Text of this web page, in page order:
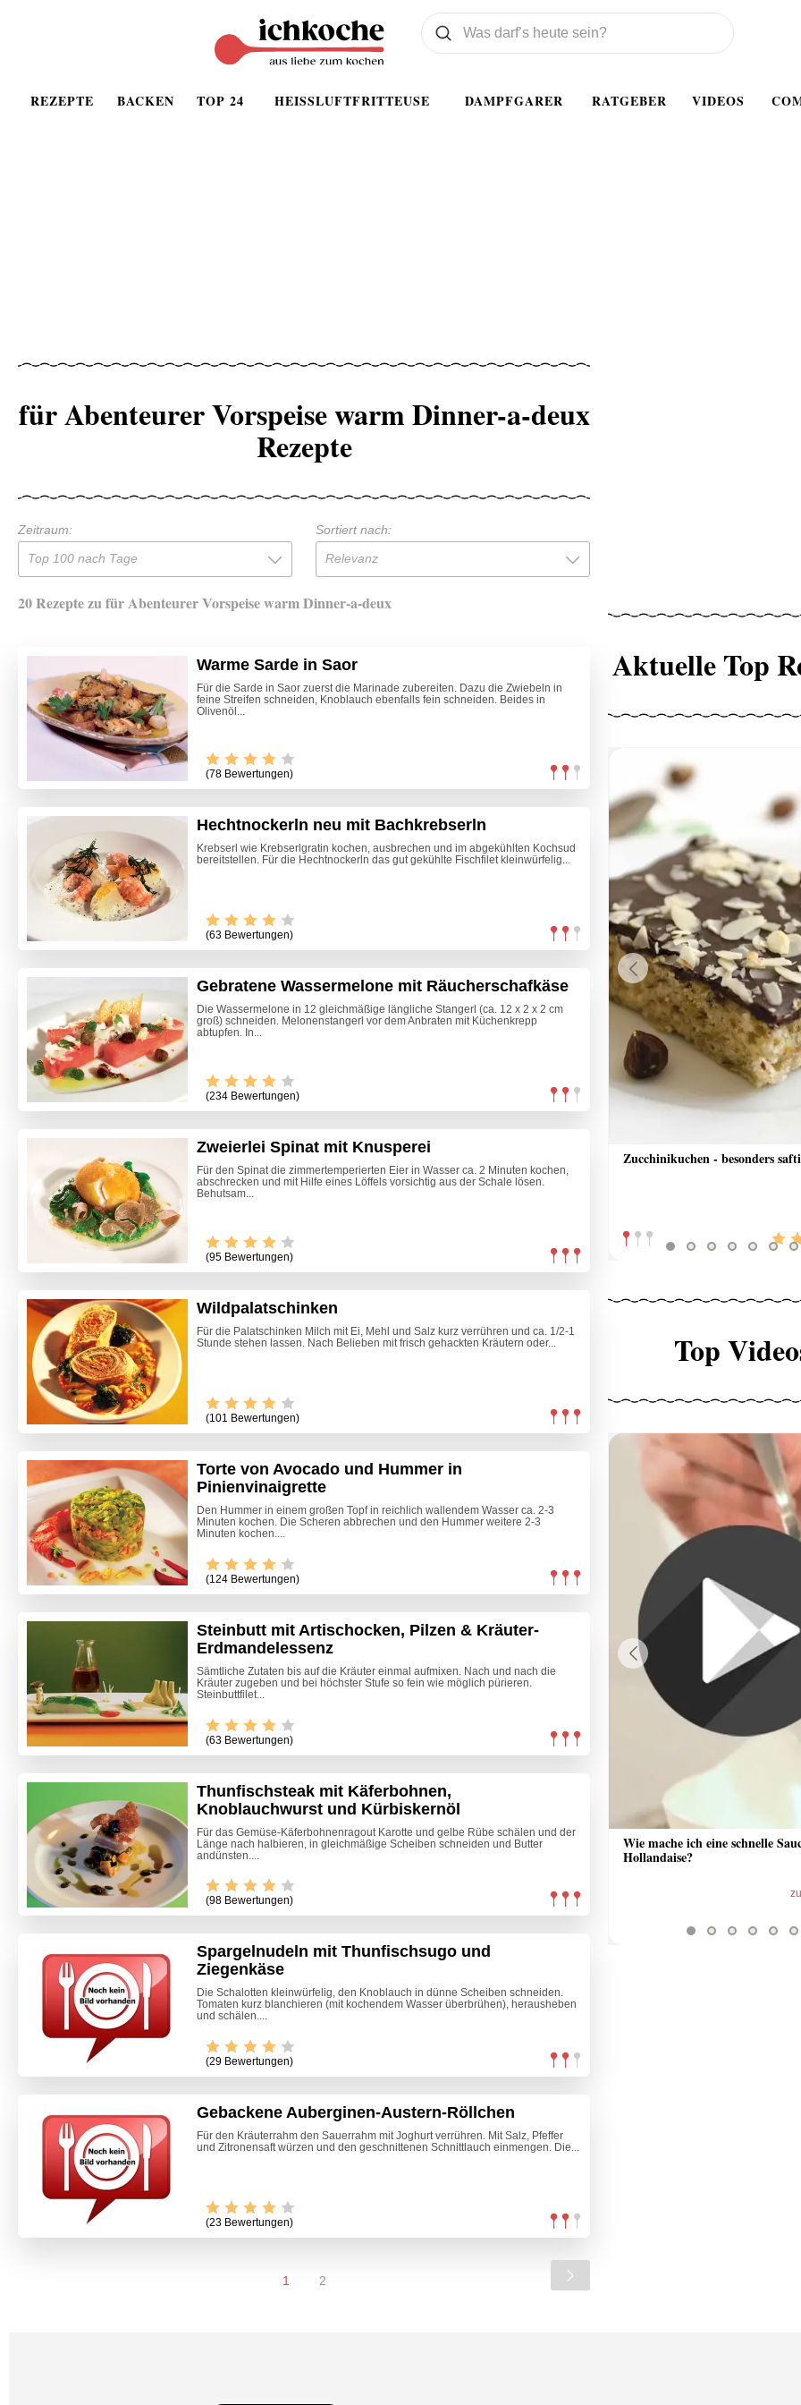
REZEPTE BACKEN TOP 24 HEISSLUFTFRITTEUSE DAMPFGARER RATGEBER VIDEOS
Was wollen Sie suchen
Suchen
für Abenteurer Vorspeise warm Dinner-a-deux
Rezepte
Zeitraum:
Top 100 nach Tage
Sortiert nach:
Relevanz
20 Rezepte zu für Abenteurer Vorspeise warm Dinner-a-deux
Warme Sarde in Saor
Für die Sarde in Saor zuerst die Marinade zubereiten. Dazu die Zwiebeln in
feine Streifen schneiden, Knoblauch ebenfalls fein schneiden. Beides in
Olivenöl...
(78 Bewertungen)
Hechtnockerln neu mit Bachkrebserln
Krebserl wie Krebserlgratin kochen, ausbrechen und im abgekühlten Kochsud
bereitstellen. Für die Hechtnockerln das gut gekühlte Fischfilet kleinwürfelig...
(63 Bewertungen)
Gebratene Wassermelone mit Räucherschafkäse
Die Wassermelone in 12 gleichmäßige längliche Stangerl (ca. 12 x 2 x 2 cm
groß) schneiden. Melonenstangerl vor dem Anbraten mit Küchenkrepp
abtupfen. In...
(234 Bewertungen)
Zweierlei Spinat mit Knusperei
Für den Spinat die zimmertemperierten Eier in Wasser ca. 2 Minuten kochen,
abschrecken und mit Hilfe eines Löffels vorsichtig aus der Schale lösen.
Behutsam...
(95 Bewertungen)
Wildpalatschinken
Für die Palatschinken Milch mit Ei, Mehl und Salz kurz verrühren und ca. 1/2-1
Stunde stehen lassen. Nach Belieben mit frisch gehackten Kräutern oder...
(101 Bewertungen)
Torte von Avocado und Hummer in
Pinienvinaigrette
Den Hummer in einem großen Topf in reichlich wallendem Wasser ca. 2-3
Minuten kochen. Die Scheren abbrechen und den Hummer weitere 2-3
Minuten kochen....
(124 Bewertungen)
Steinbutt mit Artischocken, Pilzen & Kräuter-
Erdmandelessenz
Sämtliche Zutaten bis auf die Kräuter einmal aufmixen. Nach und nach die
Kräuter zugeben und bei höchster Stufe so fein wie möglich pürieren.
Steinbuttfilet...
(63 Bewertungen)
Thunfischsteak mit Käferbohnen,
Knoblauchwurst und Kürbiskernöl
Für das Gemüse-Käferbohnenragout Karotte und gelbe Rübe schälen und der
Länge nach halbieren, in gleichmäßige Scheiben schneiden und Butter
andünsten....
(98 Bewertungen)
Spargelnudeln mit Thunfischsugo und
Ziegenkäse
Die Schalotten kleinwürfelig, den Knoblauch in dünne Scheiben schneiden.
Tomaten kurz blanchieren (mit kochendem Wasser überbrühen), herausheben
und schälen....
(29 Bewertungen)
Gebackene Auberginen-Austern-Röllchen
Für den Kräuterrahm den Sauerrahm mit Joghurt verrühren. Mit Salz, Pfeffer
und Zitronensaft würzen und den geschnittenen Schnittlauch einmengen. Die...
(23 Bewertungen)
1 2
Aktuelle Top
Zucchinikuchen - besonders
Himmlische Bananenschnitten
Previous
Top
Wie mache ich eine schnelle
Hollandaise?
Video - Sauce aus Bratrückstand
zum Video
Previous